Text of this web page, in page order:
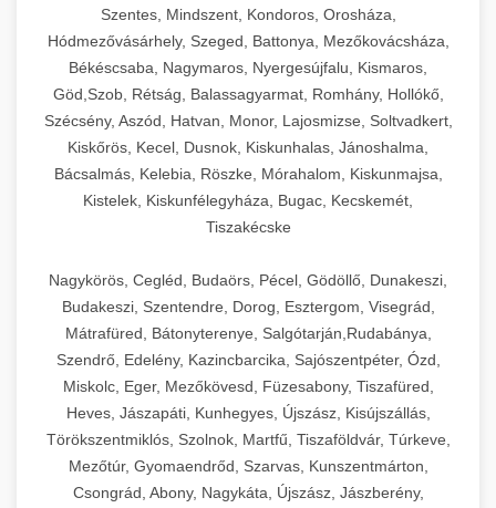
chef-iparikonyhagepek.hu
kereskedelmi csomagoló gép
professzionális konyhák számára. Nagy
kapacitású sütő- és főzőberendezés precíz
hőmérséklet-szabályozással.
chef-iparikonyhagepek.hu
kereskedelmi sütősütő
❄️ 25. Ipari Hűtőszekrény +
Professzionális hűtőegységek és hűtőkamrák
kereskedelmi konyhák számára.
Energiahatékony hűtési megoldások nagy
kapacitással.
chef-iparikonyhagepek.hu
💧 26. Ipari Mosogatógép +
Kereskedelmi mosogatóberendezések nagy
forgalmú éttermi műveletekhez. Gyors tisztítási
ciklusok fertőtlenítési képességekkel.
chef-iparikonyhagepek.hu
🧀 27. Ipari Sajtreszelő Gép +
élelmiszer-előkészítéshez. Különböző reszelési
méretek különböző alkalmazásokhoz.
chef-iparikonyhagepek.hu
kereskedelmi sajtreszelő
🍳 28. Nagykonyhai
Berendezések
+
Teljes körű nagykonyhai berendezések és
professzionális vendéglátóipari kellékek.
Minden, ami szükséges éttermi és catering
műveletekhez.
Szentes, Mindszent, Kondoros, Orosháza,
Hódmezővásárhely, Szeged, Battonya, Mezőkovácsháza,
Békéscsaba, Nagymaros, Nyergesújfalu, Kismaros,
Göd,Szob, Rétság, Balassagyarmat, Romhány, Hollókő,
Szécsény, Aszód, Hatvan, Monor, Lajosmizse, Soltvadkert,
Kiskőrös, Kecel, Dusnok, Kiskunhalas, Jánoshalma,
Bácsalmás, Kelebia, Röszke, Mórahalom, Kiskunmajsa,
Kistelek, Kiskunfélegyháza, Bugac, Kecskemét,
Tiszakécske
Nagykörös, Cegléd, Budaörs, Pécel, Gödöllő, Dunakeszi,
Budakeszi, Szentendre, Dorog, Esztergom, Visegrád,
Mátrafüred, Bátonyterenye, Salgótarján,Rudabánya,
Szendrő, Edelény, Kazincbarcika, Sajószentpéter, Ózd,
Miskolc, Eger, Mezőkövesd, Füzesabony, Tiszafüred,
Heves, Jászapáti, Kunhegyes, Újszász, Kisújszállás,
Törökszentmiklós, Szolnok, Martfű, Tiszaföldvár, Túrkeve,
Mezőtúr, Gyomaendrőd, Szarvas, Kunszentmárton,
Csongrád, Abony, Nagykáta, Újszász, Jászberény,